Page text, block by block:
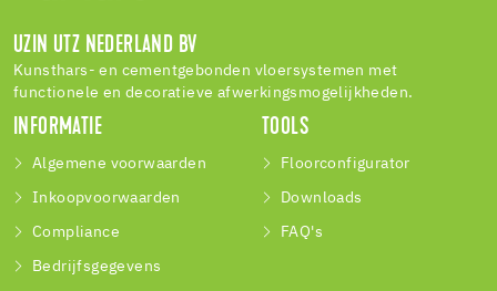
UZIN UTZ NEDERLAND BV
Kunsthars- en cementgebonden vloersystemen met
functionele en decoratieve afwerkingsmogelijkheden.
INFORMATIE
Algemene voorwaarden
Inkoopvoorwaarden
Compliance
Bedrijfsgegevens
TOOLS
Floorconfigurator
Downloads
FAQ's